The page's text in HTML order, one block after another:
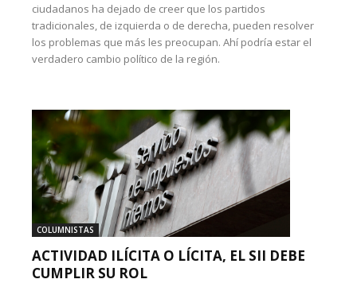
ciudadanos ha dejado de creer que los partidos
tradicionales, de izquierda o de derecha, pueden resolver
los problemas que más les preocupan. Ahí podría estar el
verdadero cambio político de la región.
COLUMNISTAS
ACTIVIDAD ILÍCITA O LÍCITA, EL SII DEBE
CUMPLIR SU ROL